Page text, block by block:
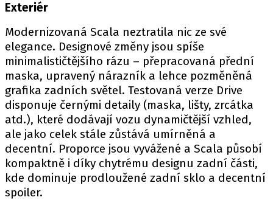
Exteriér
Modernizovaná Scala neztratila nic ze své
elegance. Designové změny jsou spíše
minimalističtějšího rázu – přepracovaná přední
maska, upravený nárazník a lehce pozměněná
grafika zadních světel. Testovaná verze Drive
disponuje černými detaily (maska, lišty, zrcátka
atd.), které dodávají vozu dynamičtější vzhled,
ale jako celek stále zůstává umírněná a
decentní. Proporce jsou vyvážené a Scala působí
kompaktně i díky chytrému designu zadní části,
kde dominuje prodloužené zadní sklo a decentní
spoiler.